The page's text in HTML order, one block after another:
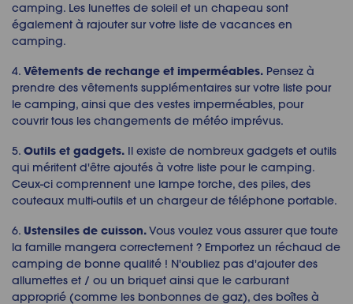
camping. Les lunettes de soleil et un chapeau sont
également à rajouter sur votre liste de vacances en
camping.
4. Vêtements de rechange et imperméables. Pensez à
prendre des vêtements supplémentaires sur votre liste pour
le camping, ainsi que des vestes imperméables, pour
couvrir tous les changements de météo imprévus.
5. Outils et gadgets. Il existe de nombreux gadgets et outils
qui méritent d'être ajoutés à votre liste pour le camping.
Ceux-ci comprennent une lampe torche, des piles, des
couteaux multi-outils et un chargeur de téléphone portable.
6. Ustensiles de cuisson.Vous voulez vous assurer que toute
la famille mangera correctement ? Emportez un réchaud de
camping de bonne qualité ! N'oubliez pas d'ajouter des
allumettes et / ou un briquet ainsi que le carburant
approprié (comme les bonbonnes de gaz), des boîtes à